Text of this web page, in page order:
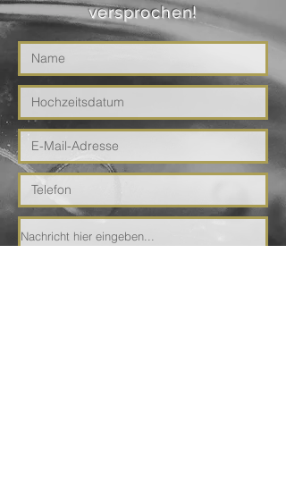
versprochen!